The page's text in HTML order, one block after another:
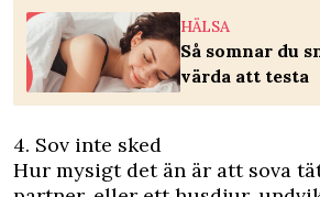
HÄLSA
Så somnar du
värda att testa
4. Sov inte sked
Hur mysigt det än är att sova